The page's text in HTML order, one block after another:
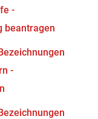
-
beantragen
-